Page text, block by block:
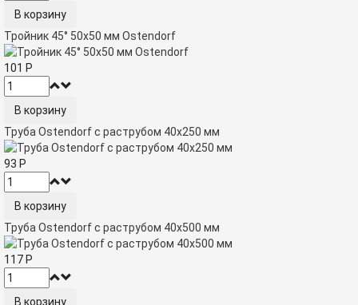
Тройник 45° 50x50 мм Ostendorf
101 Р
Труба Ostendorf с раструбом 40х250 мм
93 Р
Труба Ostendorf с раструбом 40х500 мм
117 Р